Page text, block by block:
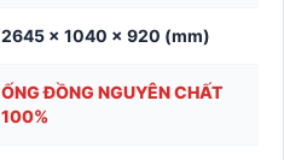
2645 x 1040 x 920 (mm)
ỐNG ĐỒNG NGUYÊN CHẤT
100%